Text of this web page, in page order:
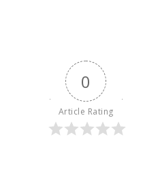
0
Article Rating